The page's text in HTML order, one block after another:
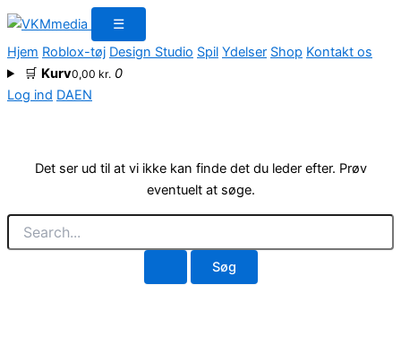
Gå
til
indholdet
☰
Hjem Roblox-tøj Design Studio Spil Ydelser Shop Kontakt os
🛒 Kurv0,00 kr. 0
Log ind DAEN
Det ser ud til at vi ikke kan finde det du leder efter. Prøv
eventuelt at søge.
efter: